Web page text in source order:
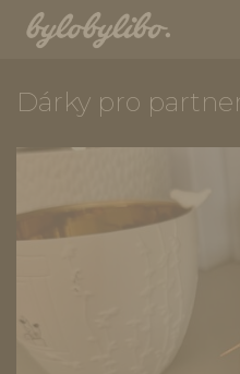
Dárky pro